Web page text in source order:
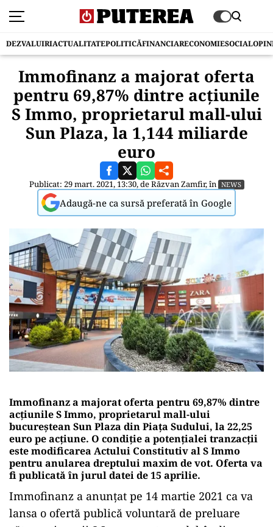
DEZVALUIRIACTUALITATEPOLITICĂFINANCIARECONOMIESOCIAL
Immofinanz a majorat oferta
pentru 69,87% dintre acțiunile
S Immo, proprietarul mall-ului
Sun Plaza, la 1,144 miliarde
euro
Publicat: 29 mart. 2021, 13:30, deRăzvan Zamfir, în NEWS
Adaugă-ne ca sursă preferată în Google
Immofinanz a majorat oferta pentru 69,87% dintre
acțiunile S Immo, proprietarul mall-ului
bucureștean Sun Plaza din Piața Sudului, la 22,25
euro pe acțiune. O condiție a potențialei tranzacții
este modificarea Actului Constitutiv al S Immo
pentru anularea dreptului maxim de vot. Oferta va
fi publicată în jurul datei de 15 aprilie.
Immofinanz a anunțat pe 14 martie 2021 ca va
lansa o ofertă publică voluntară de preluare